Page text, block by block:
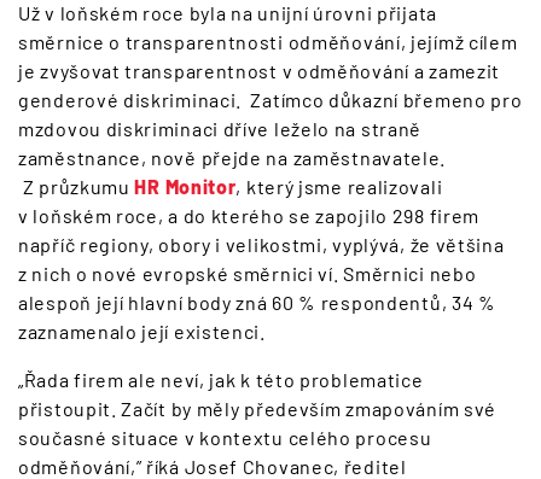
Už v loňském roce byla na unijní úrovni přijata
směrnice o transparentnosti odměňování, jejímž cílem
je zvyšovat transparentnost v odměňování a zamezit
genderové diskriminaci. Zatímco důkazní břemeno pro
mzdovou diskriminaci dříve leželo na straně
zaměstnance, nově přejde na zaměstnavatele.
Z průzkumuHR Monitor, který jsme realizovali
v loňském roce, a do kterého se zapojilo 298 firem
napříč regiony, obory i velikostmi, vyplývá, že většina
z nich o nové evropské směrnici ví. Směrnici nebo
alespoň její hlavní body zná 60 % respondentů, 34 %
zaznamenalo její existenci.
„Řada firem ale neví, jak k této problematice
přistoupit. Začít by měly především zmapováním své
současné situace v kontextu celého procesu
odměňování,” říká Josef Chovanec, ředitel